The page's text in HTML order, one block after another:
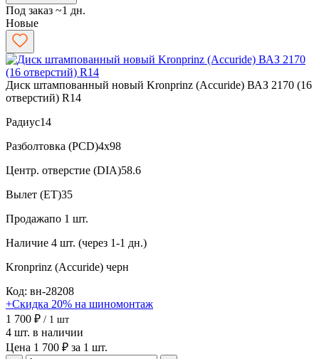
Под заказ ~1 дн.
Новые
Диск штампованный новый Kronprinz (Accuride) ВАЗ 2170 (16
отверстий) R14
Радиус14
Разболтовка (PCD)4x98
Центр. отверстие (DIA)58.6
Вылет (ET)35
Продажапо 1 шт.
Наличие 4 шт. (через 1-1 дн.)
Kronprinz (Accuride) черн
Код: вн-28208
+Скидка 20% на шиномонтаж
1 700 ₽ / 1 шт
4 шт. в наличии
Цена 1 700 ₽ за 1 шт.